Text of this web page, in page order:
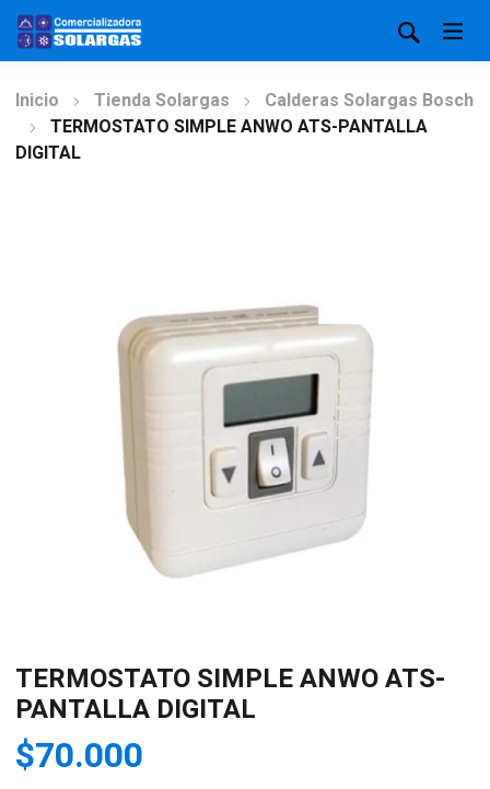
Inicio Tienda Solargas
Calderas Solargas Bosch
TERMOSTATO SIMPLE ANWO ATS-PANTALLA
DIGITAL
TERMOSTATO SIMPLE ANWO ATS-
PANTALLA DIGITAL
$70.000